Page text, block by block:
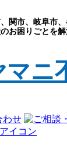
関市、岐阜市
お困りごとを解
マニ